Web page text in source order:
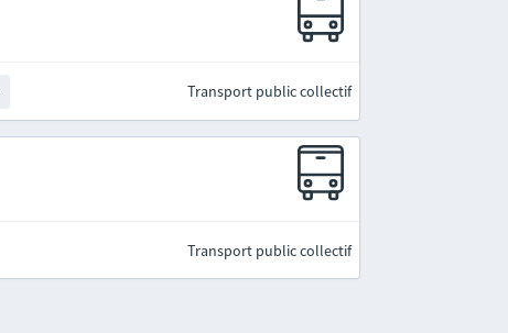
Transport public collectif
Transport public collectif